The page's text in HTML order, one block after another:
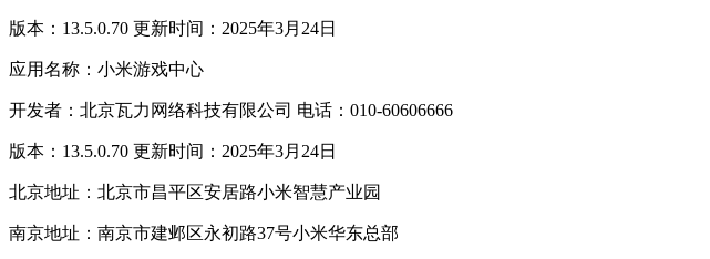
版本：13.5.0.70 更新时间：2025年3月24日
应用名称：小米游戏中心
开发者：北京瓦力网络科技有限公司 电话：010-60606666
版本：13.5.0.70 更新时间：2025年3月24日
北京地址：北京市昌平区安居路小米智慧产业园
南京地址：南京市建邺区永初路37号小米华东总部